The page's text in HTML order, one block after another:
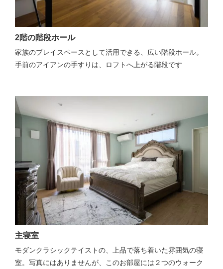
2階の階段ホール
家族のプレイスペースとして活用できる、広い階段ホール。
手前のアイアンの手すりは、ロフトへ上がる階段です
主寝室
モダンクラシックテイストの、上品で落ち着いた雰囲気の寝
室。写真にはありませんが、このお部屋には２つのウォーク